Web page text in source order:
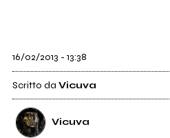
16/02/2013 - 13:38
Scritto da Vicuva
Vicuva